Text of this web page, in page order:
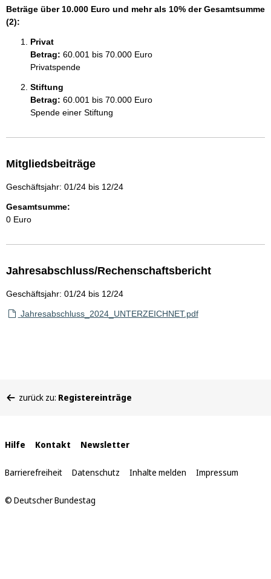
Beträge über 10.000 Euro und mehr als 10% der Gesamtsumme
(2):
Privat
Betrag: 60.001 bis 70.000 Euro
Privatspende
Stiftung
Betrag: 60.001 bis 70.000 Euro
Spende einer Stiftung
Mitgliedsbeiträge
Geschäftsjahr: 01/24 bis 12/24
Gesamtsumme:
0 Euro
Jahresabschluss/Rechenschaftsbericht
Geschäftsjahr: 01/24 bis 12/24
Jahresabschluss_2024_UNTERZEICHNET.pdf
befinden
zurück zu: Registereinträge
Interne
Links
Hilfe Kontakt Newsletter
Barrierefreiheit Datenschutz Inhalte melden Impressum
© Deutscher Bundestag